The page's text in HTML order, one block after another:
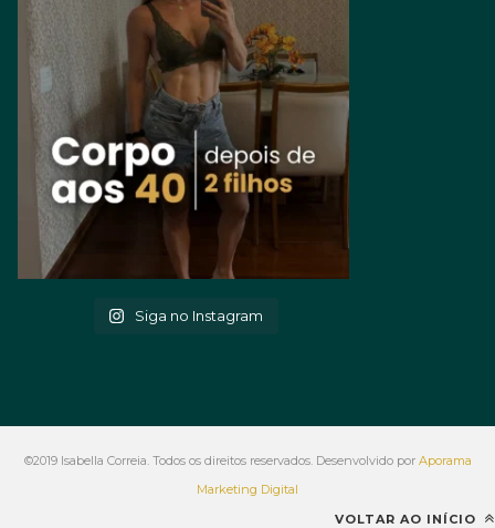
Siga no Instagram
©2019 Isabella Correia. Todos os direitos reservados. Desenvolvido por Aporama
Marketing Digital
VOLTAR AO INÍCIO